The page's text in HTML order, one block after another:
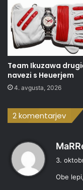
Team Ikuzawa
navezi s Heuerjem
4. avgusta, 2026
2 komentarjev
3.
Obe